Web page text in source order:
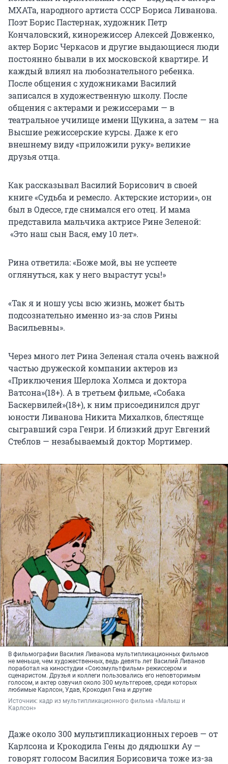
МХАТа, народного артиста СССР Бориса Ливанова.
Поэт Борис Пастернак, художник Петр
Кончаловский, кинорежиссер Алексей Довженко,
актер Борис Черкасов и другие выдающиеся люди
постоянно бывали в их московской квартире. И
каждый влиял на любознательного ребенка.
После общения с художниками Василий
записался в художественную школу. После
общения с актерами и режиссерами — в
театральное училище имени Щукина, а затем — на
Высшие режиссерские курсы. Даже к его
внешнему виду «приложили руку» великие
друзья отца.
Как рассказывал Василий Борисович в своей
книге «Судьба и ремесло. Актерские истории», он
был в Одессе, где снимался его отец. И мама
представила мальчика актрисе Рине Зеленой:
«Это наш сын Вася, ему 10 лет».
Рина ответила: «Боже мой, вы не успеете
оглянуться, как у него вырастут усы!»
«Так я и ношу усы всю жизнь, может быть
подсознательно именно из-за слов Рины
Васильевны».
Через много лет Рина Зеленая стала очень важной
частью дружеской компании актеров из
«Приключения Шерлока Холмса и доктора
Ватсона»(18+). А в третьем фильме, «Собака
Баскервилей»(18+), к ним присоединился друг
юности Ливанова Никита Михалков, блестяще
сыгравший сэра Генри. И близкий друг Евгений
Стеблов — незабываемый доктор Мортимер.
В фильмографии Василия Ливанова мультипликационных фильмов
не меньше, чем художественных, ведь девять лет Василий Ливанов
поработал на киностудии «Союзмультфильм» режиссером и
сценаристом. Друзья и коллеги пользовались его неповторимым
голосом, и актер озвучил около 300 мультгероев, среди которых
любимые Карлсон, Удав, Крокодил Гена и другие
Источник: кадр из мультипликационного фильма «Малыш и
Карлсон»
Даже около 300 мультипликационных героев — от
Карлсона и Крокодила Гены до дядюшки Ау —
говорят голосом Василия Борисовича тоже из-за